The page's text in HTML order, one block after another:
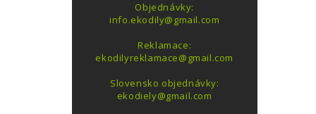
Objednávky:
info.ekodily@gmail.com
Reklamace:
ekodilyreklamace@gmail.com
Slovensko objednávky:
ekodiely@gmail.com